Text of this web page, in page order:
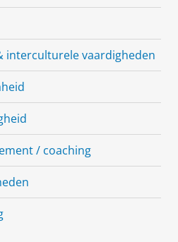
interculturele vaardigheden
/ coaching